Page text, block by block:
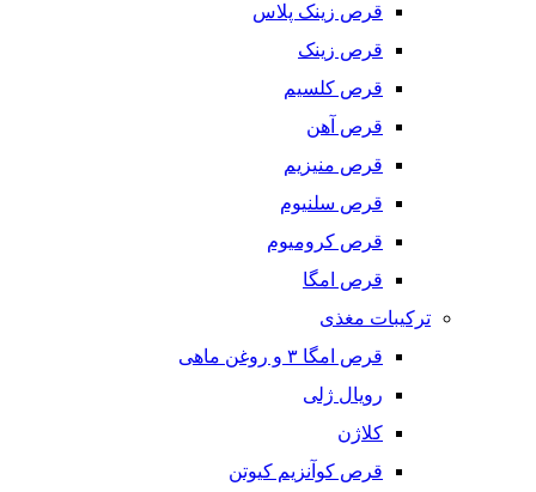
قرص زینک پلاس
قرص زینک
قرص کلسیم
قرص آهن
قرص منیزیم
قرص سلنیوم
قرص کرومیوم
قرص امگا
ترکیبات مغذی
قرص امگا ٣ و روغن ماهی
رویال ژلی
کلاژن
قرص کوآنزیم کیوتن